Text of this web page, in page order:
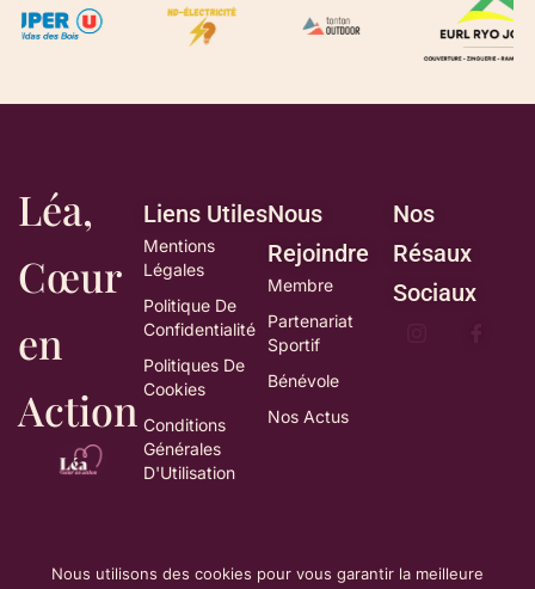
Léa,
Cœur
en
Action
Liens Utiles
Mentions
Légales
Politique De
Confidentialité
Politiques De
Cookies
Conditions
Générales
D'Utilisation
Nous
Rejoindre
Membre
Partenariat
Sportif
Bénévole
Nos Actus
Nos
Résaux
Sociaux
Nous utilisons des cookies pour vous garantir la meilleure